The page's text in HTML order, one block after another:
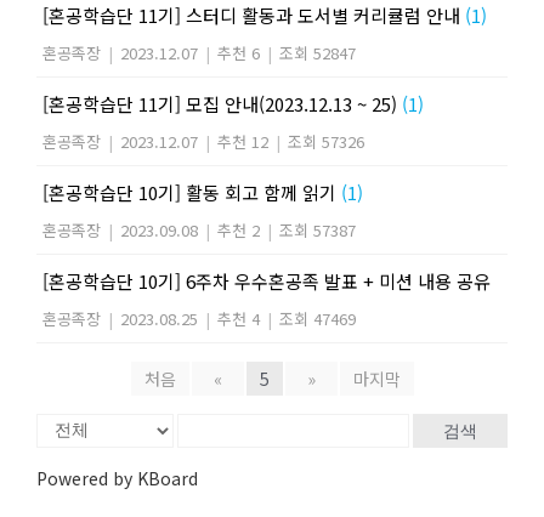
[혼공학습단 11기] 스터디 활동과 도서별 커리큘럼 안내 (1)
혼공족장 | 2023.12.07 | 추천 6 | 조회 52847
[혼공학습단 11기] 모집 안내(2023.12.13 ~ 25) (1)
혼공족장 | 2023.12.07 | 추천 12 | 조회 57326
[혼공학습단 10기] 활동 회고 함께 읽기 (1)
혼공족장 | 2023.09.08 | 추천 2 | 조회 57387
[혼공학습단 10기] 6주차 우수혼공족 발표 + 미션 내용 공유
혼공족장 | 2023.08.25 | 추천 4 | 조회 47469
처음 « 5 » 마지막
검색
Powered by KBoard